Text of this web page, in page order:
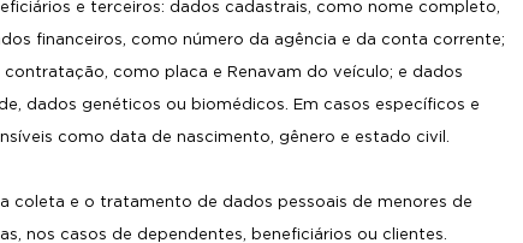
e terceiros: dados cadastrais, como nome completo,
financeiros, como número da agência e da conta corrente;
como placa e Renavam do veículo; e dados
dados genéticos ou biomédicos. Em casos específicos e
como data de nascimento, gênero e estado civil.
coleta e o tratamento de dados pessoais de menores de
nos casos de dependentes, beneficiários ou clientes.